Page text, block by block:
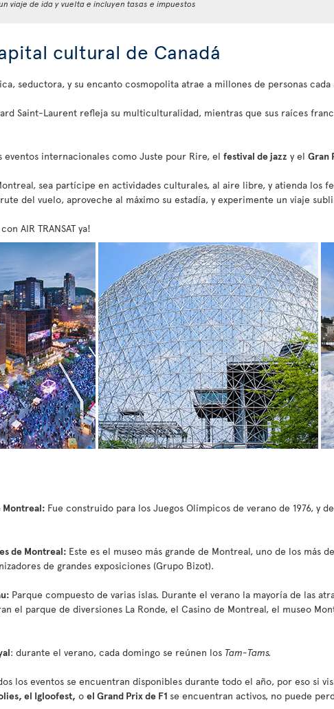
viaje de ida y vuelta e incluyen tasas e impuestos
cultural de Canadá
seductora, y su encanto cosmopolita atrae a millones de personas cada
Saint-Laurent refleja su multiculturalidad, mientras que sus raíces
eventos internacionales como Juste pour Rire, el festival de jazz y el Gran
sea partícipe en actividades culturales, al aire libre, y atienda los
del vuelo, aproveche al máximo su estadía, y experimente un viaje
AIR TRANSAT ya!
Montreal: Fue construido para los Juegos Olímpicos de verano de 1976, y
de Montreal: Este es el museo más grande de Montreal, uno de los más
de grandes exposiciones (Grupo Bizot).
Parque compuesto de varias islas. Durante el verano la mayoría de las
el parque de diversiones La Ronde, el Casino de Montreal, el museo
: durante el verano, cada domingo se reúnen los Tam-Tams.
los eventos se encuentran disponibles durante todo el año, por eso si
el Igloofest, o el Grand Prix de F1 se encuentran activos, no puede